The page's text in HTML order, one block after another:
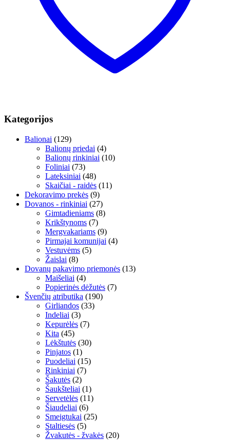
Kategorijos
Balionai (129)
Balionų priedai (4)
Balionų rinkiniai (10)
Foliniai (73)
Lateksiniai (48)
Skaičiai - raidės (11)
Dekoravimo prekės (9)
Dovanos - rinkiniai (27)
Gimtadieniams (8)
Krikštynoms (7)
Mergvakariams (9)
Pirmajai komunijai (4)
Vestuvėms (5)
Žaislai (8)
Dovanų pakavimo priemonės (13)
Maišeliai (4)
Popierinės dėžutės (7)
Švenčių atributika (190)
Girliandos (33)
Indeliai (3)
Kepurėlės (7)
Kita (45)
Lėkštutės (30)
Pinjatos (1)
Puodeliai (15)
Rinkiniai (7)
Šakutės (2)
Šaukšteliai (1)
Servetėlės (11)
Šiaudeliai (6)
Smeigtukai (25)
Staltiesės (5)
Žvakutės - žvakės (20)